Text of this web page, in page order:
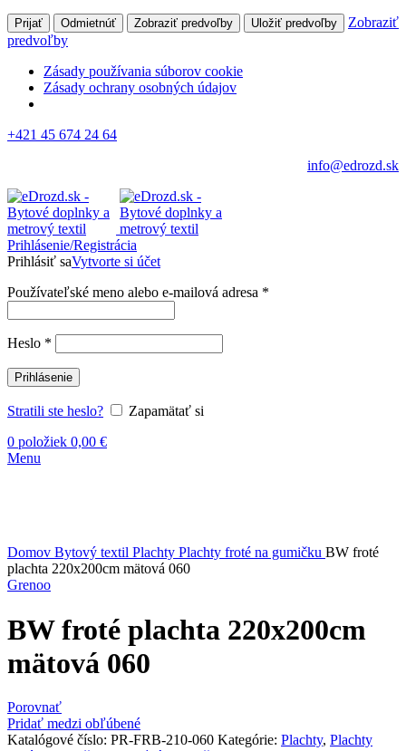
Prijať Odmietnúť Zobraziť predvoľby Uložiť predvoľby
Zobraziť
predvoľby
Zásady používania súborov cookie
Zásady ochrany osobných údajov
+421 45 674 24 64
info@edrozd.sk
Prihlásenie/Registrácia
Prihlásiť saVytvorte si účet
Používateľské meno alebo e-mailová adresa *
Heslo *
Prihlásenie
Stratili ste heslo?
Zapamätať si
0 položiek 0,00 €
Menu
Domov Bytový textil Plachty Plachty froté na gumičku BW froté
plachta 220x200cm mätová 060
Grenoo
BW froté plachta 220x200cm
mätová 060
Porovnať
Pridať medzi obľúbené
Katalógové číslo: PR-FRB-210-060 Kategórie: Plachty, Plachty